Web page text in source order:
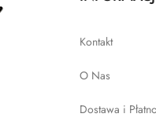
Kontakt
O Nas
Dostawa i